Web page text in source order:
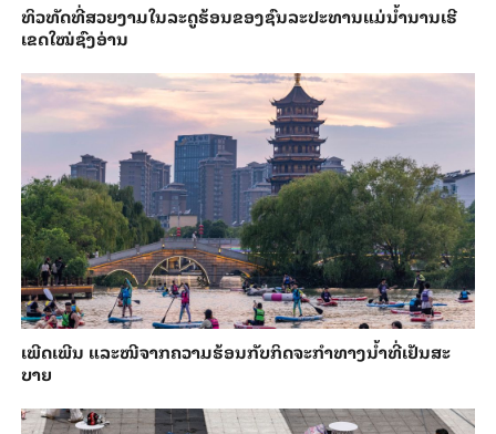
ທິວທັດທີ່ສວຍງາມໃນລະດູຮ້ອນຂອງຊົນລະປະທານແມ່ນ້ຳນານເຮີ
ເຂດໃໝ່ຊົງອ່ານ
ເພີດ​ເພີນ ແລະ​ໜີ​ຈາກ​ຄວາມ​ຮ້ອນ​ກັບ​ກິດ​ຈະ​ກຳ​ທາງ​ນ້ຳ​​ທີ່​ເຢັນ​ສະ​
ບາຍ